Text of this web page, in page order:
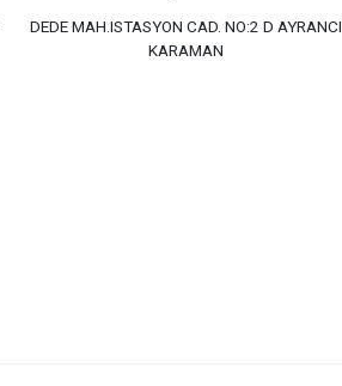
DEDE MAH.ISTASYON CAD. NO:2 D AYRANCI
KARAMAN